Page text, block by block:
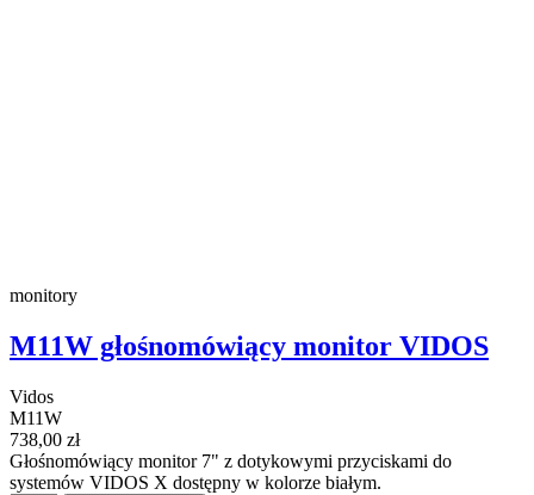
monitory
M11W głośnomówiący monitor VIDOS
Vidos
M11W
738,00 zł
Głośnomówiący monitor 7" z dotykowymi przyciskami do
systemów VIDOS X dostępny w kolorze białym.